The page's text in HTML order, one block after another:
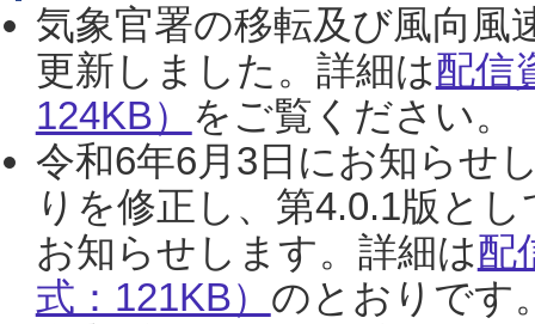
気象官署の移転及び風向風
更新しました。詳細は配信
124KB） をご覧ください。
令和6年6月3日にお知らせ
りを修正し、第4.0.1版と
お知らせします。詳細は配
式：121KB） のとおりです